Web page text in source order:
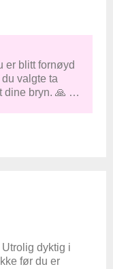
er blitt fornøyd
valgte ta
dine bryn. 🙏 …
dyktig i
før du er